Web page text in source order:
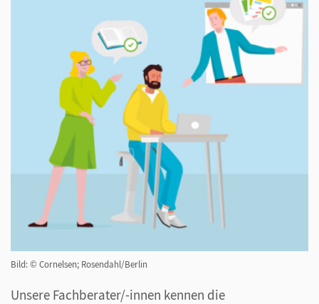
Bild: © Cornelsen; Rosendahl/Berlin
Unsere Fachberater/-innen kennen die